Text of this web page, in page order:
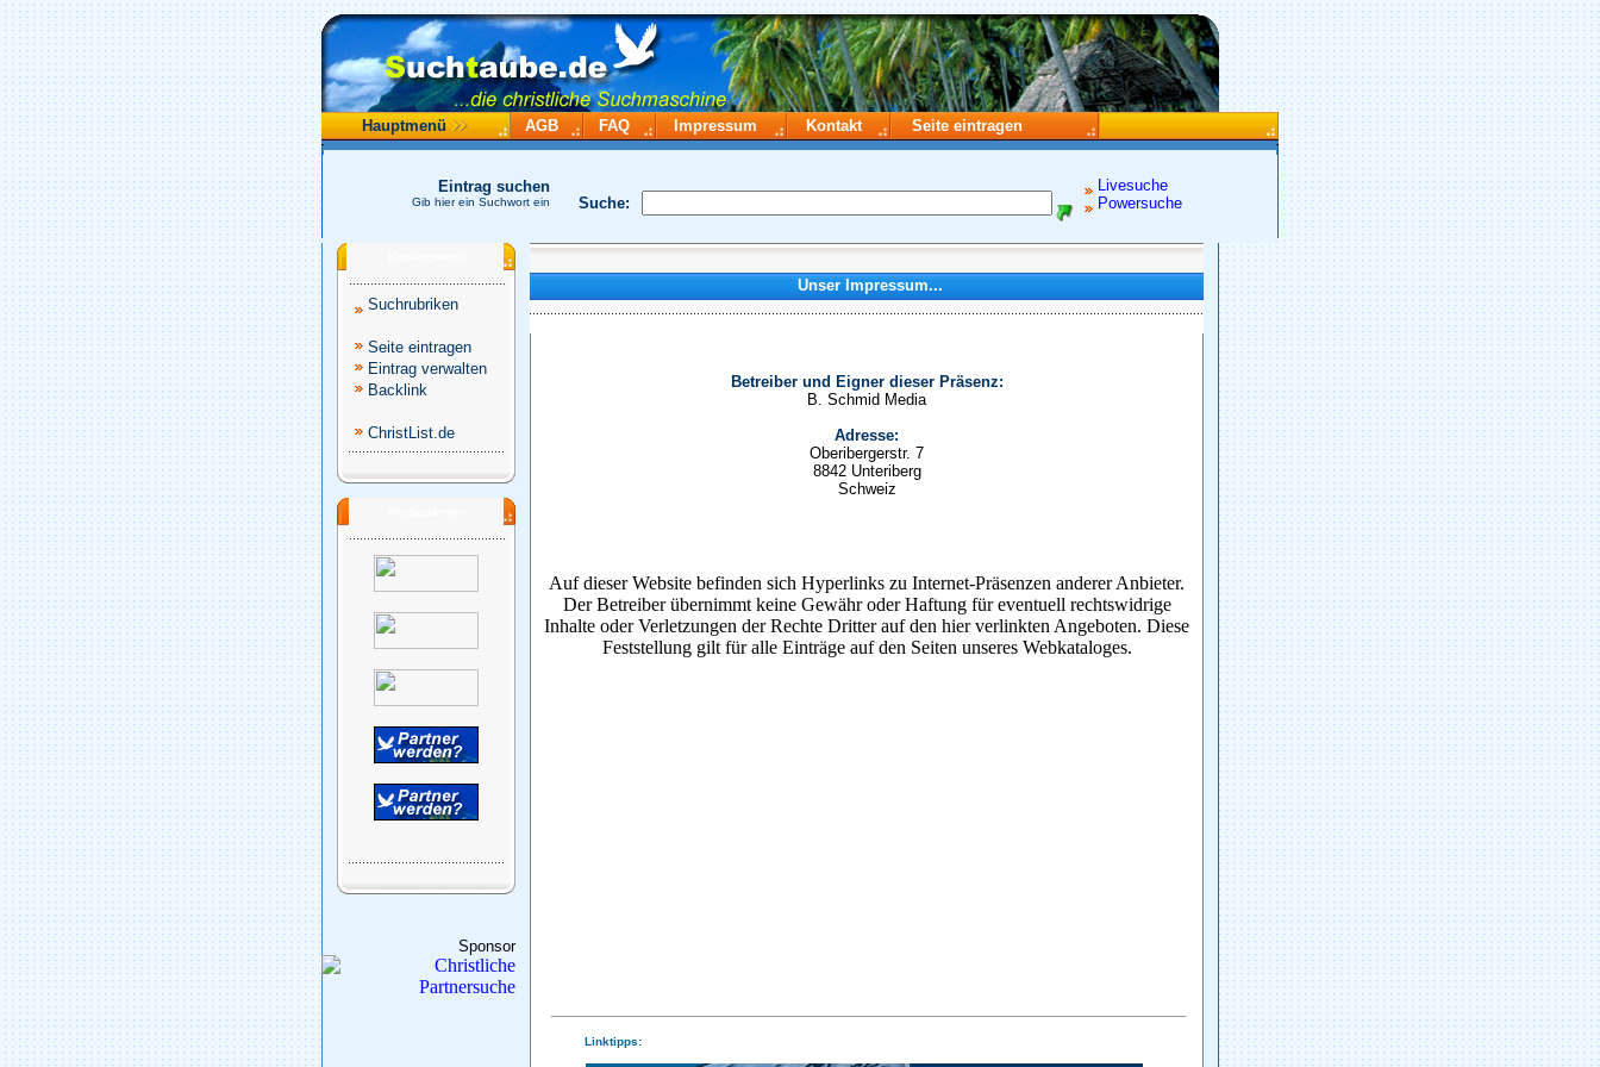
Hauptmenü AGB FAQ Impressum Kontakt Seite eintragen
Suche:
Livesuche
Powersuche
Eintrag suchen
Gib hier ein Suchwort ein
Suchrubriken
Seite eintragen
Eintrag verwalten
Backlink
ChristList.de
Sponsor
Unser Impressum...
Betreiber und Eigner dieser Präsenz:
B. Schmid Media
Adresse:
Oberibergerstr. 7
8842 Unteriberg
Schweiz
Auf dieser Website befinden sich Hyperlinks zu Internet-Präsenzen anderer Anbieter.
Der Betreiber übernimmt keine Gewähr oder Haftung für eventuell rechtswidrige
Inhalte oder Verletzungen der Rechte Dritter auf den hier verlinkten Angeboten. Diese
Feststellung gilt für alle Einträge auf den Seiten unseres Webkataloges.
Linktipps: